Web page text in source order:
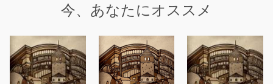
今、あなたにオススメ